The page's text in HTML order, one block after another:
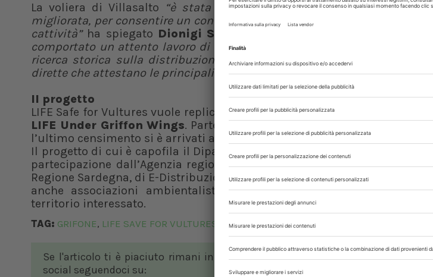
La voliera di Villasalto
“è stata realizzata facendo tesoro
migliorata, per consentire un continuo monitoraggio degli animali e
cattività”ha spiegato Dionigi Secci
comportato un attento lavoro di studio e valutazione dell’area più
ricerca storica sulla distribuzione della specie nel Sarrabus-Gerrei e
dirette che attestano le principali cause della scomparsa”.
Il progetto
LIFE Safe for Vultures vuole replicare in tutta l’isola i risultati raggiunti
LIFE Under Griffon Wings. Partendo dall’unica colonia autoctona
l’ultimo censimento si è arrivati a quasi 400 esemplari.
Il progetto di cui è capofila il Dipartimento di Medicina veterinaria
partecipazione dall’Agenzia regionale Forestas, del Corpo forestale e
Regione Sardegna, di E-Distribuzione e della Vulture Conservation
anche associazioni ambientaliste e altri attori istituzionali,
territorio interessato.
TAG: GRIFONE, LIFE SAVE FOR VULTURES SARDEGNA,SPAGNA
Se l'articolo ti è piaciuto rimani in contatto con noi sui nostri canali
social seguendoci su: